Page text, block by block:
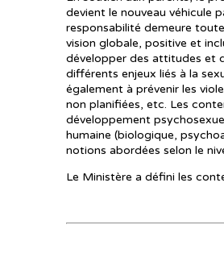
devient le nouveau véhicule
responsabilité demeure
vision globale, positive et
développer des attitudes et
différents enjeux liés à la
également à prévenir les
non planifiées, etc. Les
développement
humaine (biologique,
notions abordées selon le
Le Ministère a défini les